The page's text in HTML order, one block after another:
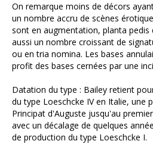
On remarque moins de décors
un nombre accru de scènes
sont en augmentation, planta pedis
aussi un nombre croissant de
ou en tria nomina. Les bases
profit des bases cernées par une
Datation du type : Bailey retient
du type Loeschcke IV en Italie, une
Principat d'Auguste jusqu'au
avec un décalage de quelques
de production du type Loeschcke I.